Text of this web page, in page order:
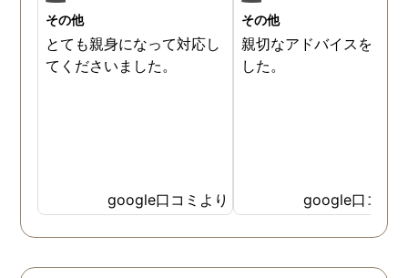
その他
とても親身になって対応し
てくださいました。
google口コミより
その他
親切なアドバイスを頂き
した。
google口コミ